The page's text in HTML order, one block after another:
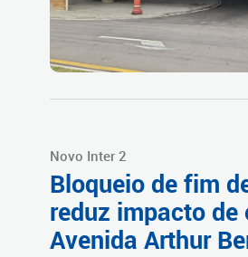
Novo Inter 2
Bloqueio de fim
reduz impacto de
Avenida Arthur